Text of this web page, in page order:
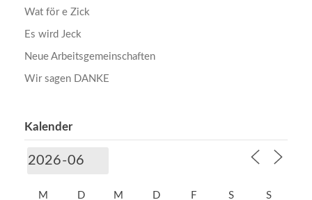
Wat för e Zick
Es wird Jeck
Neue Arbeitsgemeinschaften
Wir sagen DANKE
Kalender
M D M D F S S